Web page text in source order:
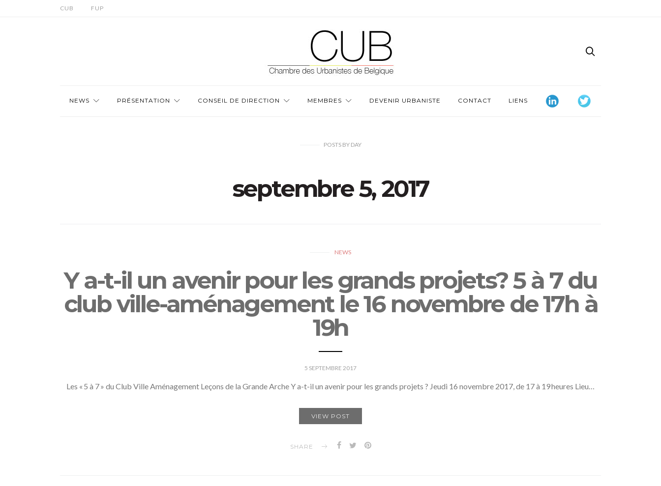
CUB FUP
NEWS PRÉSENTATION CONSEIL DE DIRECTION MEMBRES DEVENIR URBANISTE CONTACT LIENS
POSTS BYDAY
septembre 5, 2017
NEWS
Y a-t-il un avenir pour les grands projets? 5 à 7 du
club ville-aménagement le 16 novembre de 17h à
19h
5 SEPTEMBRE 2017
Les « 5 à 7 » du Club Ville Aménagement Leçons de la Grande Arche Y a-t-il un avenir pour les grands projets ? Jeudi 16 novembre 2017, de 17 à 19 heures Lieu…
VIEW POST
SHARE